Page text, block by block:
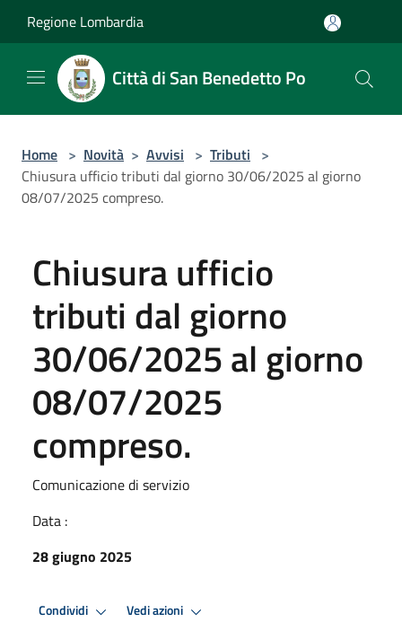
Regione Lombardia
Città di San Benedetto Po
Home > Novità > Avvisi > Tributi >
Chiusura ufficio tributi dal giorno 30/06/2025 al giorno
08/07/2025 compreso.
Chiusura ufficio
tributi dal giorno
30/06/2025 al giorno
08/07/2025
compreso.
Comunicazione di servizio
Data :
28 giugno 2025
Condividi Vedi azioni